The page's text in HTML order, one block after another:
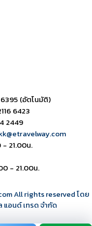
6395 (อัตโนมัติ)
6423
2449
21.00น.
- 21.00น.
All rights reserved โดย
แอนด์ เทรด จำกัด